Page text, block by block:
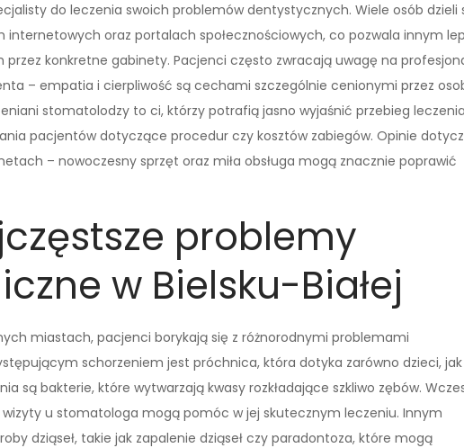
do leczenia swoich problemów dentystycznych. Wiele osób dzieli
oraz portalach społecznościowych, co pozwala innym
przez konkretne gabinety. Pacjenci często zwracają uwagę na
– empatia i cierpliwość są cechami szczególnie cenionymi przez
stomatolodzy to ci, którzy potrafią jasno wyjaśnić przebieg leczenia
pacjentów dotyczące procedur czy kosztów zabiegów. Opinie
– nowoczesny sprzęt oraz miła obsługa mogą znacznie poprawić
problemy
w Bielsku-Białej
miastach, pacjenci borykają się z różnorodnymi problemami
schorzeniem jest próchnica, która dotyka zarówno dzieci, jak
są bakterie, które wytwarzają kwasy rozkładające szkliwo zębów.
u stomatologa mogą pomóc w jej skutecznym leczeniu. Innym
dziąseł, takie jak zapalenie dziąseł czy paradontoza, które mogą